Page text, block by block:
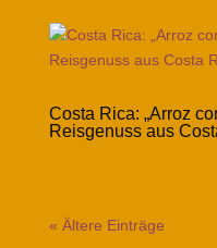
Costa Rica: „Arroz
Reisgenuss aus
« Ältere Einträge